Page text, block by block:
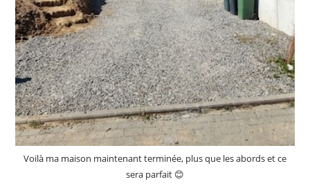
Voilà ma maison maintenant terminée, plus que les abords et ce
sera parfait 😊